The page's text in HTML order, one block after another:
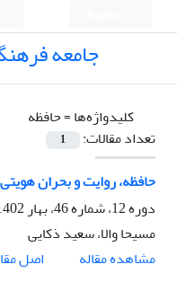
جامعه
کلیدواژه‌ها =حافظه
تعداد مقالات:
1
حافظه، روایت و بحران
دوره 12، شماره 46، بهار 1402، صفحه
مسیحا والا، سعید ذکایی
مشاهده مقاله
اصل